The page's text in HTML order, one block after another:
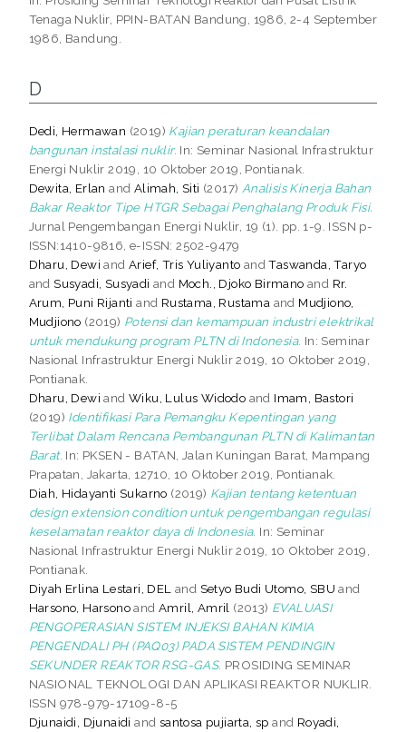
Tenaga Nuklir, PPIN-BATAN Bandung, 1986, 2-4 September
1986, Bandung.
D
Dedi, Hermawan (2019) Kajian peraturan keandalan
bangunan instalasi nuklir. In: Seminar Nasional Infrastruktur
Energi Nuklir 2019, 10 Oktober 2019, Pontianak.
Dewita, Erlan and Alimah, Siti (2017) Analisis Kinerja Bahan
Bakar Reaktor Tipe HTGR Sebagai Penghalang Produk Fisi.
Jurnal Pengembangan Energi Nuklir, 19 (1). pp. 1-9. ISSN p-
ISSN:1410-9816, e-ISSN: 2502-9479
Dharu, Dewi andArief, Tris Yuliyanto andTaswanda, Taryo
andSusyadi, Susyadi and Moch., Djoko Birmano and Rr.
Arum, Puni Rijanti and Rustama, Rustama and Mudjiono,
Mudjiono (2019) Potensi dan kemampuan industri elektrikal
untuk mendukung program PLTN di Indonesia. In: Seminar
Nasional Infrastruktur Energi Nuklir 2019, 10 Oktober 2019,
Pontianak.
Dharu, Dewi andWiku, Lulus Widodo and Imam, Bastori
(2019) Identifikasi Para Pemangku Kepentingan yang
Terlibat Dalam Rencana Pembangunan PLTN di Kalimantan
Barat. In: PKSEN - BATAN, Jalan Kuningan Barat, Mampang
Prapatan, Jakarta, 12710, 10 Oktober 2019, Pontianak.
Diah, Hidayanti Sukarno (2019) Kajian tentang ketentuan
design extension condition untuk pengembangan regulasi
keselamatan reaktor daya di Indonesia. In: Seminar
Nasional Infrastruktur Energi Nuklir 2019, 10 Oktober 2019,
Pontianak.
Diyah Erlina Lestari, DEL
and Setyo Budi Utomo, SBU and
Harsono, HarsonoandAmril, Amril (2013) EVALUASI
PENGOPERASIAN SISTEM INJEKSI BAHAN KIMIA
PENGENDALI PH (PAQ03) PADA SISTEM PENDINGIN
SEKUNDER REAKTOR RSG-GAS. PROSIDING SEMINAR
NASIONAL TEKNOLOGI DAN APLIKASI REAKTOR NUKLIR.
ISSN 978-979-17109-8-5
Djunaidi, Djunaidi and santosa pujiarta, sp and Royadi,